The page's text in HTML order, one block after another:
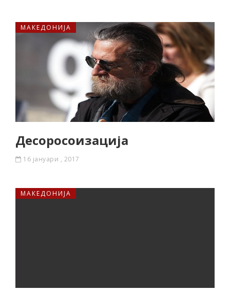
МАКЕДОНИЈА
Десоросоизација
16 јануари , 2017
МАКЕДОНИЈА